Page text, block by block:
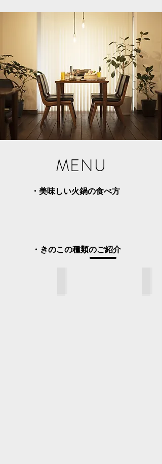
MENU
​・美味しい火鍋の食べ方
​・​きのこの種類のご紹介